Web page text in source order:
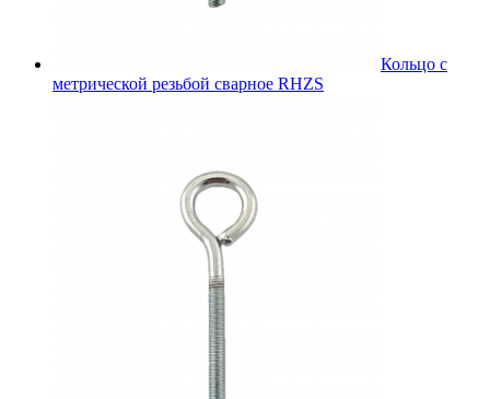
Кольцо с
метрической резьбой сварное RHZS